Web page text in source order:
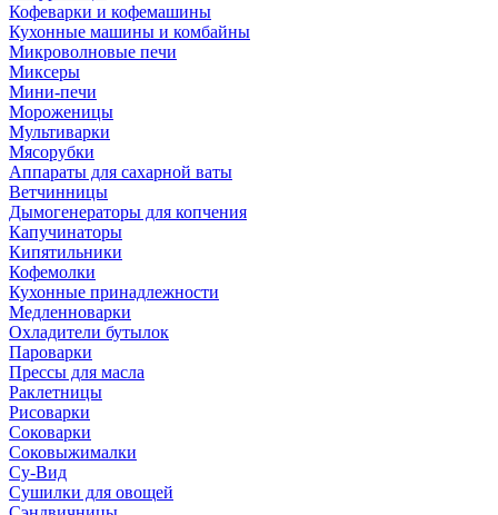
Кофеварки и кофемашины
Кухонные машины и комбайны
Микроволновые печи
Миксеры
Мини-печи
Мороженицы
Мультиварки
Мясорубки
Аппараты для сахарной ваты
Ветчинницы
Дымогенераторы для копчения
Капучинаторы
Кипятильники
Кофемолки
Кухонные принадлежности
Медленноварки
Охладители бутылок
Пароварки
Прессы для масла
Раклетницы
Рисоварки
Соковарки
Соковыжималки
Су-Вид
Сушилки для овощей